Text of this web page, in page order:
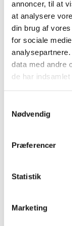
annoncer, til at
at analysere
din brug af
for sociale
data med andre
de har
Nødvendig
Præferencer
Statistik
Marketing